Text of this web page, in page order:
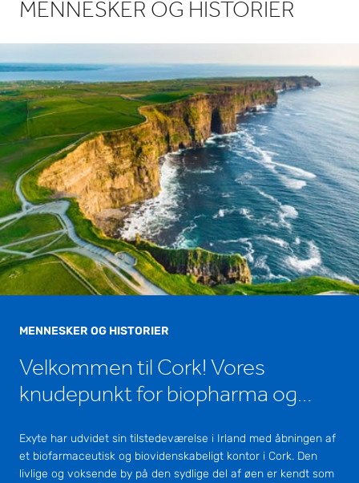
MENNESKER OG HISTORIER
MENNESKER OG HISTORIER
Velkommen til Cork! Vores
knudepunkt for biopharma og
Exyte har udvidet sin tilstedeværelse i Irland med åbningen af
et biofarmaceutisk og biovidenskabeligt kontor i Cork. Den
livlige og voksende by på den sydlige del af øen er kendt som